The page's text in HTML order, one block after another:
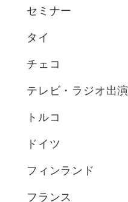
セミナー
タイ
チェコ
テレビ・ラジオ出演
トルコ
ドイツ
フィンランド
フランス